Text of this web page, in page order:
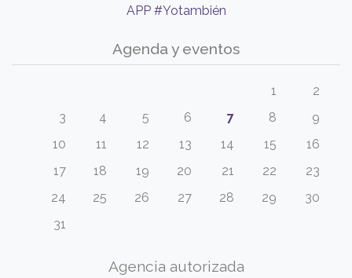
APP #Yotambién
Agenda y eventos
1
2
3
4 5 6 7 8
9
10
11 12 13 14 15
16
17
18 19 20 21 22
23
24
25 26 27 28 29
30
31
Agencia autorizada